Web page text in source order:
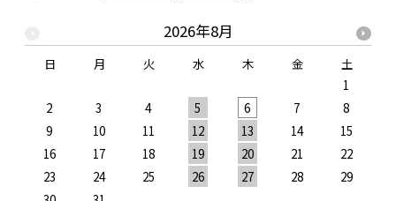
2026年8月
日 月 火 水 木 金
土
1
2
3 4 5 6 7
8
9
10 11 12 13 14
15
16
17 18 19 20 21
22
23
24 25 26 27 28
29